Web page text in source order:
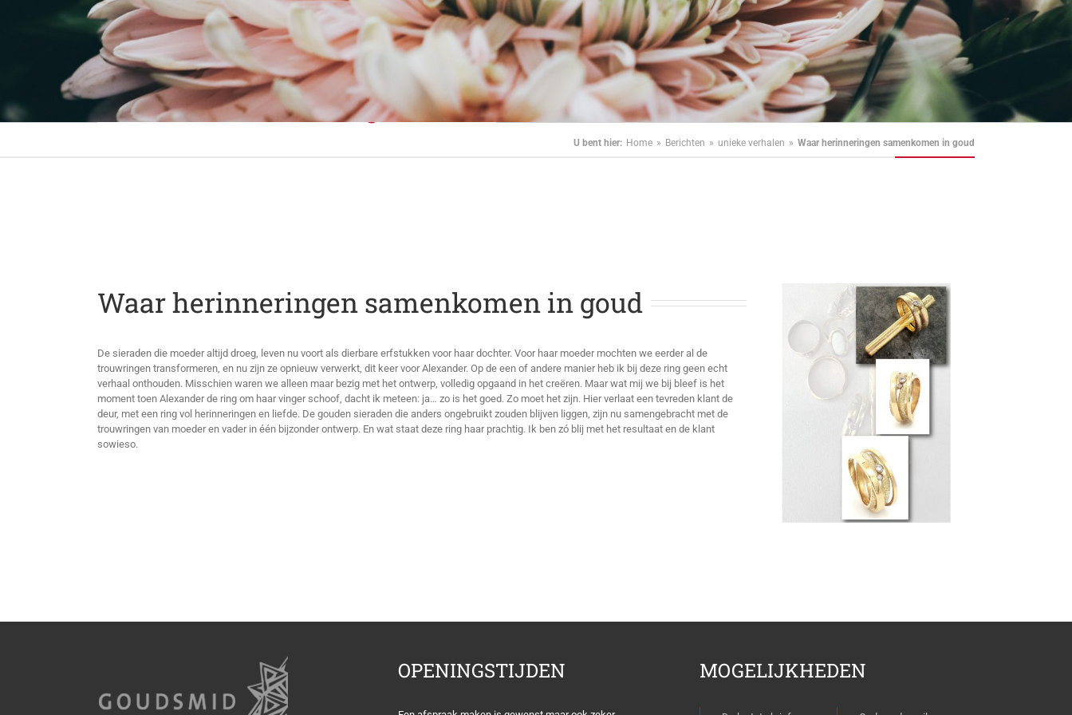
Waar herinneringen
samenkomen in goud
U bent hier: Home Berichten unieke verhalen Waar herinneringen samenkomen in goud
Waar herinneringen samenkomen in goud
De sieraden die moeder altijd droeg, leven nu voort als dierbare erfstukken voor haar dochter. Voor haar moeder mochten we eerder al de
trouwringen transformeren, en nu zijn ze opnieuw verwerkt, dit keer voor Alexander. Op de een of andere manier heb ik bij deze ring geen echt
verhaal onthouden. Misschien waren we alleen maar bezig met het ontwerp, volledig opgaand in het creëren. Maar wat mij we bij bleef is het
moment toen Alexander de ring om haar vinger schoof, dacht ik meteen: ja… zo is het goed. Zo moet het zijn. Hier verlaat een tevreden klant de
deur, met een ring vol herinneringen en liefde. De gouden sieraden die anders ongebruikt zouden blijven liggen, zijn nu samengebracht met de
trouwringen van moeder en vader in één bijzonder ontwerp. En wat staat deze ring haar prachtig. Ik ben zó blij met het resultaat en de klant
sowieso.
OPENINGSTIJDEN MOGELIJKHEDEN